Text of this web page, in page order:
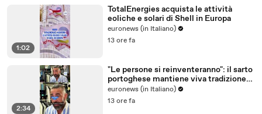
1:02
TotalEnergies acquista le attività
eoliche e solari di Shell in Europa
euronews (in Italiano)
13 ore fa
2:34
"Le persone si reinventeranno": il sarto
portoghese mantiene viva tradizione
degli abiti su misura
euronews (in Italiano)
13 ore fa